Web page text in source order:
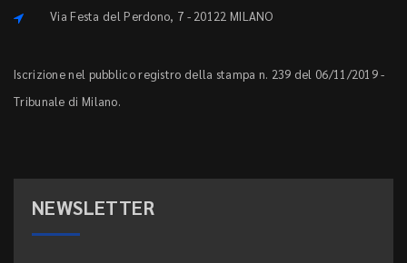
Via Festa del Perdono, 7 - 20122 MILANO
Iscrizione nel pubblico registro della stampa n. 239 del 06/11/2019 -
Tribunale di Milano.
NEWSLETTER